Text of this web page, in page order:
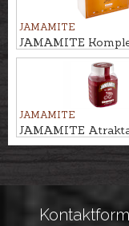
JAMAMITE
JAMAMITE
atraktants
JAMAMITE
JAMAMITE
ĶIRSIS, 450ml